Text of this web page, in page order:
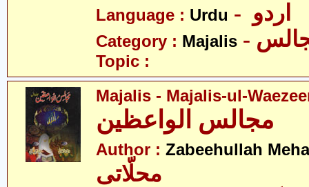
Language : Urdu
Category : Majalis
Topic :
Majalis - Majalis-ul-
Author : Zabeehullah